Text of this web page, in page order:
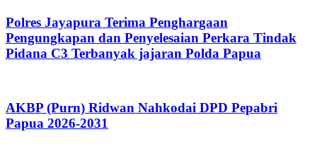
Polres Jayapura Terima Penghargaan
Pengungkapan dan Penyelesaian Perkara Tindak
Pidana C3 Terbanyak jajaran Polda Papua
AKBP (Purn) Ridwan Nahkodai DPD Pepabri
Papua 2026-2031